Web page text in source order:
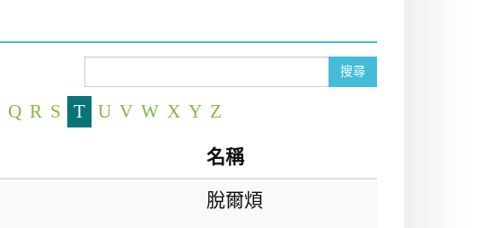
搜尋
Q R S T U V W X Y Z
名稱
脫爾煩